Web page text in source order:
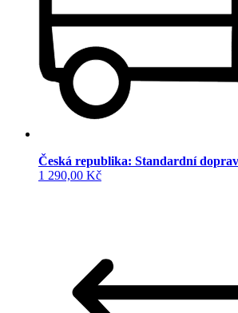
Česká republika: Standardní
1 290,00 Kč